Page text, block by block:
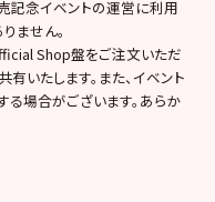
記念イベントの運営に利用
ません。
Shop盤をご注文いただ
いたします。また、イベント
場合がございます。あらか